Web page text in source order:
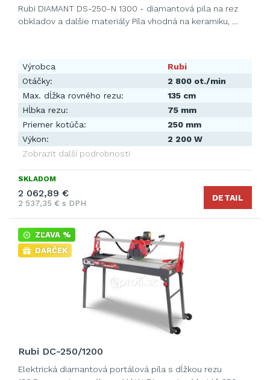
Rubi DIAMANT DS-250-N 1300 - diamantová pila na rez
obkladov a dalšie materiály Píla vhodná na keramiku, …
Výrobca
Rubi
Otáčky:
2 800 ot./min
Max. dĺžka rovného rezu:
135 cm
Hĺbka rezu:
75 mm
Priemer kotúča:
250 mm
Výkon:
2 200 W
Zobrazit další podrobnosti
SKLADOM
2 062,89 €
2 537,35 € s DPH
DETAIL
ZĽAVA %
DARČEK
Rubi DC-250/1200
Elektrická diamantová portálová píla s dĺžkou rezu